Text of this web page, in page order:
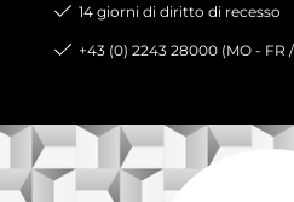
14 giorni di diritto di recesso
+43 (0) 2243 28000 (MO - FR